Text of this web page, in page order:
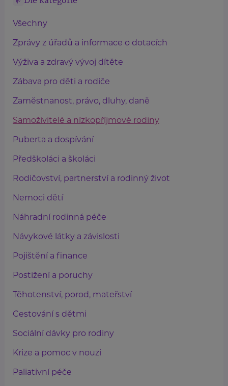
Všechny
Zprávy z úřadů a informace o dotacích
Výživa a zdravý vývoj dítěte
Zábava pro děti a rodiče
Zaměstnanost, právo, dluhy, daně
Samoživitelé a nízkopříjmové rodiny
Puberta a dospívání
Předškoláci a školáci
Rodičovství, partnerství a rodinný život
Nemoci dětí
Náhradní rodinná péče
Návykové látky a závislosti
Pojištění a finance
Postižení a poruchy
Těhotenství, porod, mateřství
Cestování s dětmi
Sociální dávky pro rodiny
Krize a pomoc v nouzi
Paliativní péče